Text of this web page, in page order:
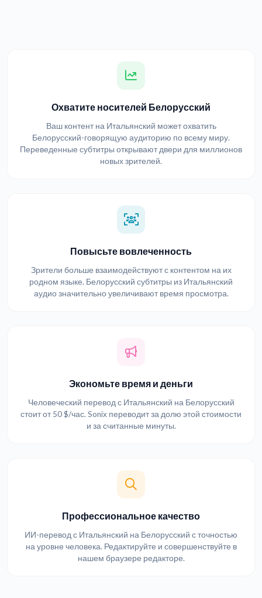
Охватите носителей Белорусский
Ваш контент на Итальянский может охватить
Белорусский-говорящую аудиторию по всему миру.
Переведенные субтитры открывают двери для миллионов
новых зрителей.
Повысьте вовлеченность
Зрители больше взаимодействуют с контентом на их
родном языке. Белорусский субтитры из Итальянский
аудио значительно увеличивают время просмотра.
Экономьте время и деньги
Человеческий перевод с Итальянский на Белорусский
стоит от 50 $/час. Sonix переводит за долю этой стоимости
и за считанные минуты.
Профессиональное качество
ИИ-перевод с Итальянский на Белорусский с точностью
на уровне человека. Редактируйте и совершенствуйте в
нашем браузере редакторе.